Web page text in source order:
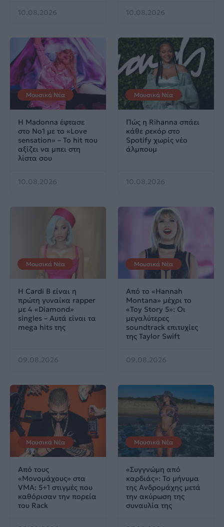
10.08.2026 10.08.2026
Μουσικά Νέα
Η Madonna έφτασε
στο No1 με το «Love
sensation» – Το hit που
αξίζει να μπει στη
λίστα σου
10.08.2026
Μουσικά Νέα
Πώς η Rihanna σπάει
κάθε ρεκόρ στο
Spotify χωρίς νέο
άλμπουμ
10.08.2026
Μουσικά Νέα
Η Cardi B είναι η
πρώτη γυναίκα rapper
με 4 «Diamond»
singles – Αυτά είναι τα
mega hits της
09.08.2026
Μουσικά Νέα
Από το «Hannah
Montana» μέχρι το
«Toy Story 5»: Οι
μεγαλύτερες
soundtrack επιτυχίες
της Taylor Swift
09.08.2026
Μουσικά Νέα
Από τους
«Μονομάχους» στα
VMA: 5+1 στιγμές που
καθόρισαν την πορεία
του Rack
Μουσικά Νέα
«Συγγνώμη από
καρδιάς»: Το μήνυμα
της Ανδρομάχης μετά
την ακύρωση της
συναυλία της